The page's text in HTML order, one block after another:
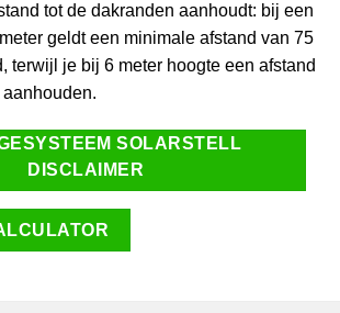
tot de dakranden aanhoudt: bij een
geldt een minimale afstand van 75
terwijl je bij 6 meter hoogte een afstand
SOLARSTELL
DISCLAIMER